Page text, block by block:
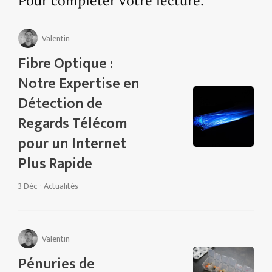
Valentin
Fibre Optique :
Notre Expertise en
Détection de
Regards Télécom
pour un Internet
Plus Rapide
3 Déc ·Actualités
Valentin
Pénuries de